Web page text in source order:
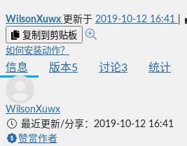
WilsonXuwx 更新于 2019-10-12 16:41
复制到剪贴板
如何安装动作？
信息 版本5 讨论3 统计
WilsonXuwx
最近更新/分享：2019-10-12 16:41
赞赏作者